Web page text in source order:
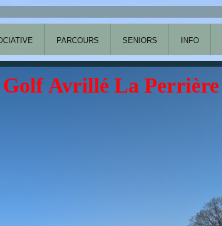
PARCOURS SENIORS INFO
Avrillé La Perrière